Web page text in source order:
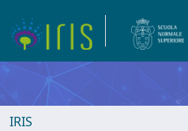
IRIS